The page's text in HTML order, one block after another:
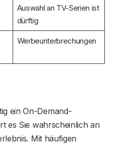
Auswahl an TV-Serien ist
dürftig
Werbeunterbrechungen
ein On-Demand-
es Sie wahrscheinlich an
Mit häufigen